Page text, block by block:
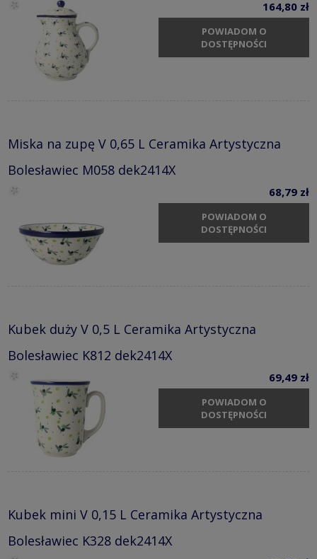
164,80 zł
POWIADOM O
DOSTĘPNOŚCI
Miska na zupę V 0,65 L Ceramika Artystyczna
Bolesławiec M058 dek2414X
68,79 zł
POWIADOM O
DOSTĘPNOŚCI
Kubek duży V 0,5 L Ceramika Artystyczna
Bolesławiec K812 dek2414X
69,49 zł
POWIADOM O
DOSTĘPNOŚCI
Kubek mini V 0,15 L Ceramika Artystyczna
Bolesławiec K328 dek2414X